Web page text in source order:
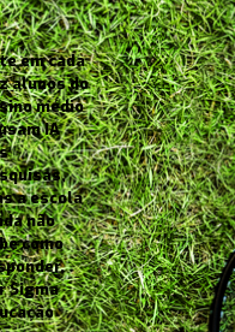
em cada
alunos do
médio
IA
a escola
não
como
Sigma